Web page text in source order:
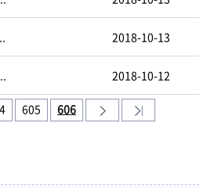
2018-10-13
2018-10-12
605 606